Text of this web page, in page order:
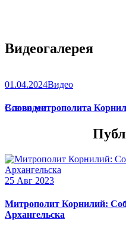
Видеогалерея
01.04.2024Видео
Слово митрополита
Все видео
25 Авг 2023
Митрополит Корнилий:
Архангельска